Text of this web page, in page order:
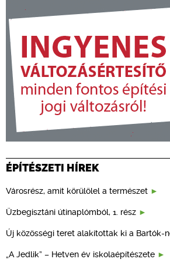
ÉPÍTÉSZETI HÍREK
Városrész, amit körülölel a természet
Üzbegisztáni útinaplómból, 1. rész
Új közösségi teret alakítottak ki a Bartók-
„A Jedlik” – Hetven év iskolaépítészete